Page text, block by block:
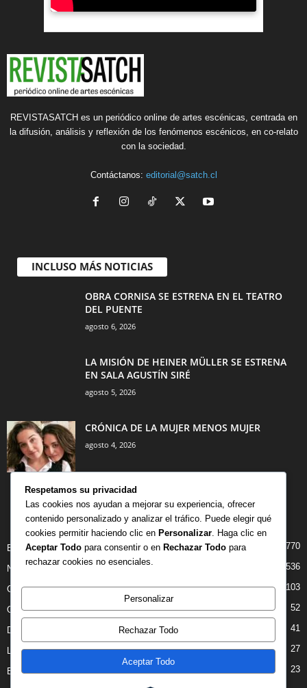
REVISTASATCH es un periódico online de artes escénicas, centrada en
la difusión, análisis y reflexión de los fenómenos escénicos, en co-relato
con la sociedad.
Contáctanos: editorial@satch.cl
INCLUSO MÁS NOTICIAS
OBRA CORNISA SE ESTRENA EN EL TEATRO
DEL PUENTE
agosto 6, 2026
LA MISIÓN DE HEINER MÜLLER SE ESTRENA
EN SALA AGUSTÍN SIRÉ
agosto 5, 2026
CRÓNICA DE LA MUJER MENOS MUJER
agosto 4, 2026
CATEGORÍA POPULAR
BIBLIOTECA 770
NOTICIAS 536
CRITICAS 103
OPINION 52
DANZA 41
LIBROS 27
ENTREVISTAS 23
Respetamos su privacidad
Las cookies nos ayudan a mejorar su experiencia, ofrecer
contenido personalizado y analizar el tráfico. Puede elegir qué
cookies permitir haciendo clic en Personalizar . Haga clic en
Aceptar Todo para consentir o en Rechazar Todo para
rechazar cookies no esenciales.
Personalizar
Rechazar Todo
Aceptar Todo